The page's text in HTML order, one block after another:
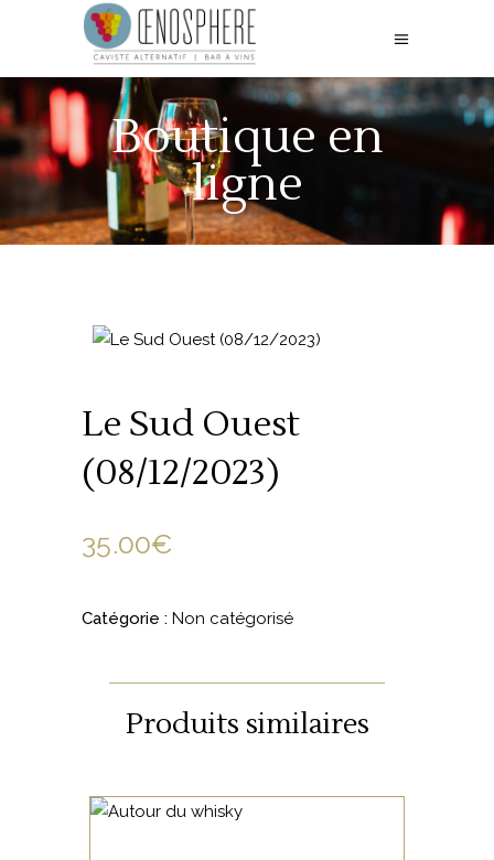
Boutique en
ligne
Le Sud Ouest
(08/12/2023)
35.00€
Catégorie : Non catégorisé
Produits similaires